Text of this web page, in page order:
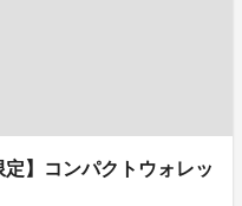
】コンパクトウォレッ